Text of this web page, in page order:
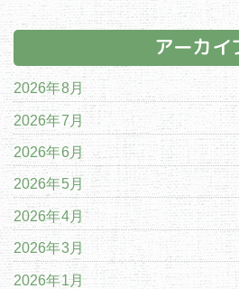
アーカイ
2026年8月
2026年7月
2026年6月
2026年5月
2026年4月
2026年3月
2026年1月